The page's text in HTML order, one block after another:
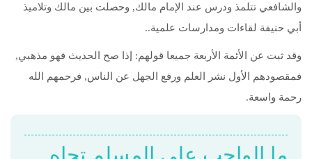
والشافعي تتلمذ ودرس عند الإمام مالك, وحصلت بين مالك وتلاميذ
أبي حنيفة لقاءات ومدارسات علمية..
وقد ثبت عن الأئمة الأربعة جميعا قولهم: إذا صح الحديث فهو مذهبي,
فمقصودهم الأول نشر العلم ورفع الجهل عن الناس, فرحمهم الله
رحمة واسعة.